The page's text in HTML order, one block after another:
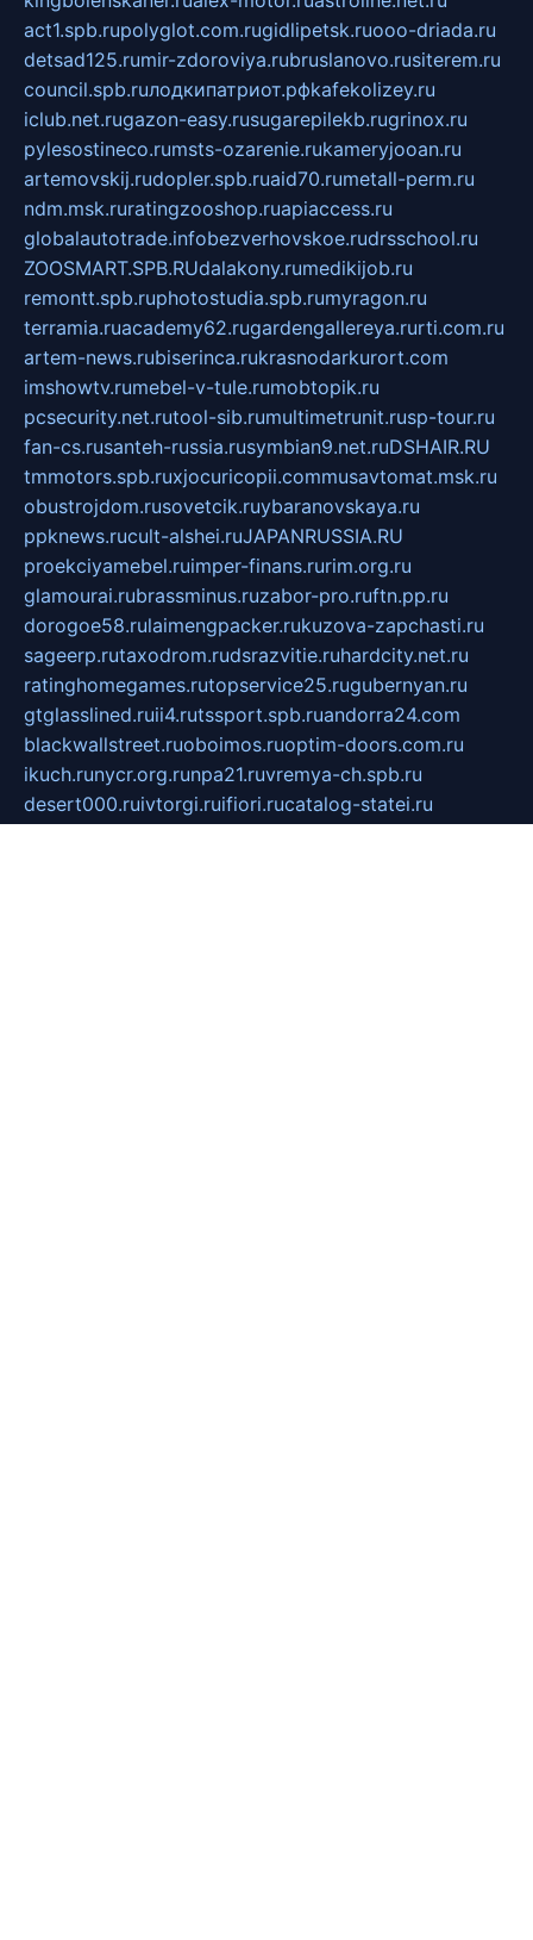
act1.spb.rupolyglot.com.rugidlipetsk.ruooo-driada.ru
detsad125.rumir-zdoroviya.rubruslanovo.rusiterem.ru
council.spb.ruлодкипатриот.рфkafekolizey.ru
iclub.net.rugazon-easy.rusugarepilekb.rugrinox.ru
pylesostineco.rumsts-ozarenie.rukameryjooan.ru
artemovskij.rudopler.spb.ruaid70.rumetall-perm.ru
ndm.msk.ruratingzooshop.ruapiaccess.ru
globalautotrade.infobezverhovskoe.rudrsschool.ru
ZOOSMART.SPB.RUdalakony.rumedikijob.ru
remontt.spb.ruphotostudia.spb.rumyragon.ru
terramia.ruacademy62.rugardengallereya.rurti.com.ru
artem-news.rubiserinca.rukrasnodarkurort.com
imshowtv.rumebel-v-tule.rumobtopik.ru
pcsecurity.net.rutool-sib.rumultimetrunit.rusp-tour.ru
fan-cs.rusanteh-russia.rusymbian9.net.ruDSHAIR.RU
tmmotors.spb.ruxjocuricopii.commusavtomat.msk.ru
obustrojdom.rusovetcik.ruybaranovskaya.ru
ppknews.rucult-alshei.ruJAPANRUSSIA.RU
proekciyamebel.ruimper-finans.rurim.org.ru
glamourai.rubrassminus.ruzabor-pro.ruftn.pp.ru
dorogoe58.rulaimengpacker.rukuzova-zapchasti.ru
sageerp.rutaxodrom.rudsrazvitie.ruhardcity.net.ru
ratinghomegames.rutopservice25.rugubernyan.ru
gtglasslined.ruii4.rutssport.spb.ruandorra24.com
blackwallstreet.ruoboimos.ruoptim-doors.com.ru
ikuch.runycr.org.runpa21.ruvremya-ch.spb.ru
desert000.ruivtorgi.ruifiori.rucatalog-statei.ru